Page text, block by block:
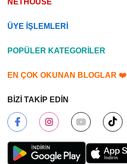
NETHOUSE
ÜYE İŞLEMLERİ
POPÜLER KATEGORİLER
EN ÇOK OKUNAN BLOGLAR ❤️
BİZİ TAKİP EDİN